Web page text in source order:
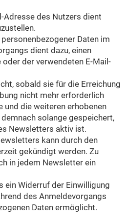
Adresse des Nutzers dient
Daten im
dient dazu, einen
der verwendeten E-Mail-
sobald sie für die Erreichung
nicht mehr erforderlich
und die weiteren erhobenen
solange gespeichert,
Newsletters aktiv ist.
kann durch den
gekündigt werden. Zu
in jedem Newsletter ein
ein Widerruf der Einwilligung
des Anmeldevorgangs
Daten ermöglicht.